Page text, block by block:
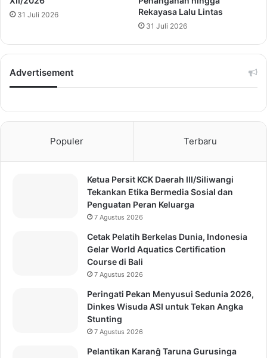
31 Juli 2026
Rekayasa Lalu Lintas
31 Juli 2026
Advertisement
Populer Terbaru
Ketua Persit KCK Daerah III/Siliwangi
Tekankan Etika Bermedia Sosial dan
Penguatan Peran Keluarga
7 Agustus 2026
Cetak Pelatih Berkelas Dunia, Indonesia
Gelar World Aquatics Certification
Course di Bali
7 Agustus 2026
Peringati Pekan Menyusui Sedunia 2026,
Dinkes Wisuda ASI untuk Tekan Angka
Stunting
7 Agustus 2026
Pelantikan Karanĝ Taruna Gurusinga